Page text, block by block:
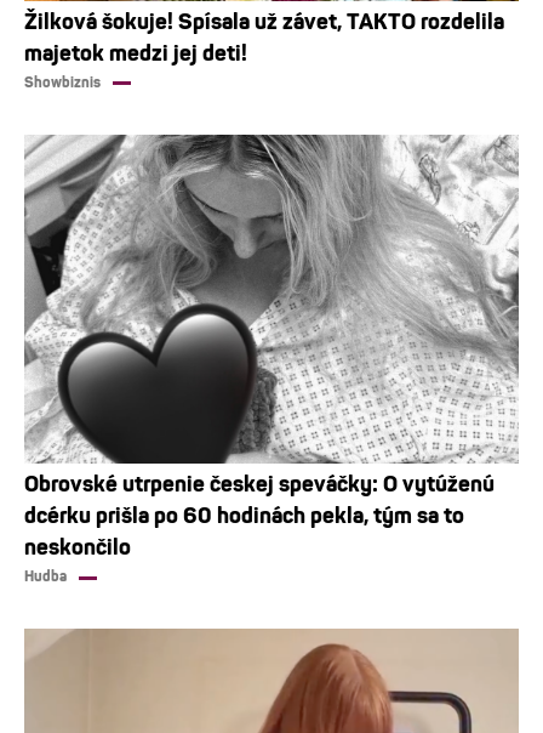
Žilková šokuje! Spísala už závet, TAKTO rozdelila
majetok medzi jej deti!
Showbiznis
Obrovské utrpenie českej speváčky: O vytúženú
dcérku prišla po 60 hodinách pekla, tým sa to
neskončilo
Hudba